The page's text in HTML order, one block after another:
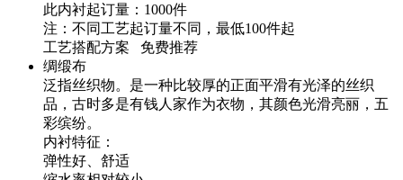
此内衬起订量：1000件
注：不同工艺起订量不同，最低100件起
工艺搭配方案 免费推荐
绸缎布
泛指丝织物。是一种比较厚的正面平滑有光泽的丝织
品，古时多是有钱人家作为衣物，其颜色光滑亮丽，五
彩缤纷。
内衬特征：
弹性好、舒适